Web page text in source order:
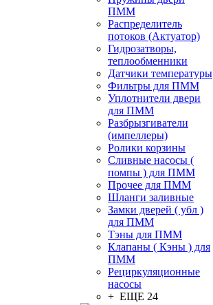
ПММ
Распределитель
потоков (Актуатор)
Гидрозатворы,
теплообменники
Датчики температуры
Фильтры для ПММ
Уплотнители двери
для ПММ
Разбрызгиватели
(импеллеры)
Ролики корзины
Сливные насосы (
помпы ) для ПММ
Прочее для ПММ
Шланги заливные
Замки дверей ( убл )
для ПММ
Тэны для ПММ
Клапаны ( Кэны ) для
ПММ
Рециркуляционные
насосы
+ ЕЩЕ 24